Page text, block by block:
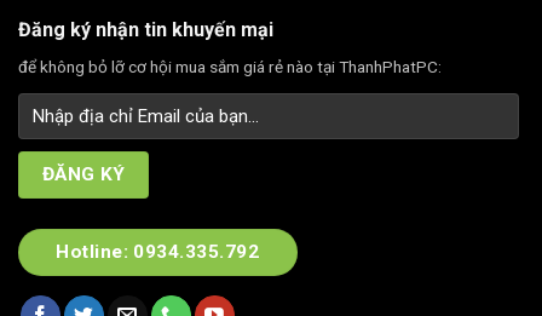
Đăng ký nhận tin khuyến mại
để không bỏ lỡ cơ hội mua sắm giá rẻ nào tại ThanhPhatPC:
Hotline: 0934.335.792